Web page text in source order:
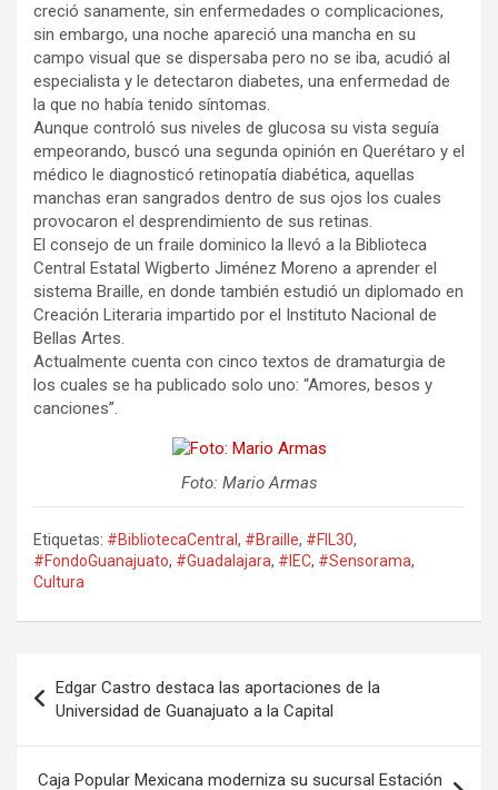
creció sanamente, sin enfermedades o complicaciones,
sin embargo, una noche apareció una mancha en su
campo visual que se dispersaba pero no se iba, acudió al
especialista y le detectaron diabetes, una enfermedad de
la que no había tenido síntomas.
Aunque controló sus niveles de glucosa su vista seguía
empeorando, buscó una segunda opinión en Querétaro y el
médico le diagnosticó retinopatía diabética, aquellas
manchas eran sangrados dentro de sus ojos los cuales
provocaron el desprendimiento de sus retinas.
El consejo de un fraile dominico la llevó a la Biblioteca
Central Estatal Wigberto Jiménez Moreno a aprender el
sistema Braille, en donde también estudió un diplomado en
Creación Literaria impartido por el Instituto Nacional de
Bellas Artes.
Actualmente cuenta con cinco textos de dramaturgia de
los cuales se ha publicado solo uno: “Amores, besos y
canciones”.
Foto: Mario Armas
Etiquetas: #BibliotecaCentral, #Braille, #FIL30,
#FondoGuanajuato, #Guadalajara, #IEC, #Sensorama,
Cultura
de
entradas
Edgar Castro destaca las aportaciones de la
Universidad de Guanajuato a la Capital
Caja Popular Mexicana moderniza su sucursal Estación